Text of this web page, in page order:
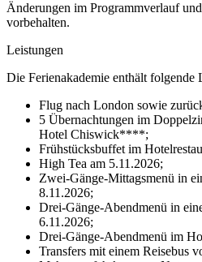
Änderungen im Programmverlauf
vorbehalten.
Leistungen
Die Ferienakademie enthält folgende
Flug nach London sowie
5 Übernachtungen im
Hotel Chiswick****;
Frühstücksbuffet im
High Tea am 5.11.2026;
Zwei-Gänge-Mittagsmenü in
8.11.2026;
Drei-Gänge-Abendmenü in
6.11.2026;
Drei-Gänge-Abendmenü im
Transfers mit einem Reisebus